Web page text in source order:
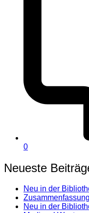
0
Neueste
Neu in der
Neu in der